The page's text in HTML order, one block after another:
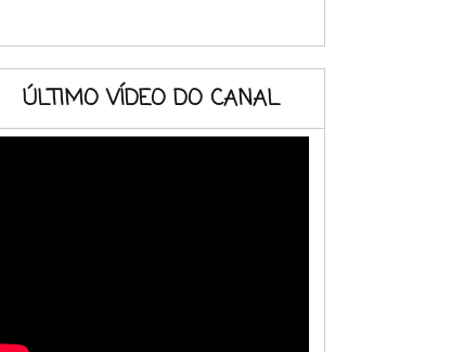
ÚLTIMO VÍDEO DO CANAL